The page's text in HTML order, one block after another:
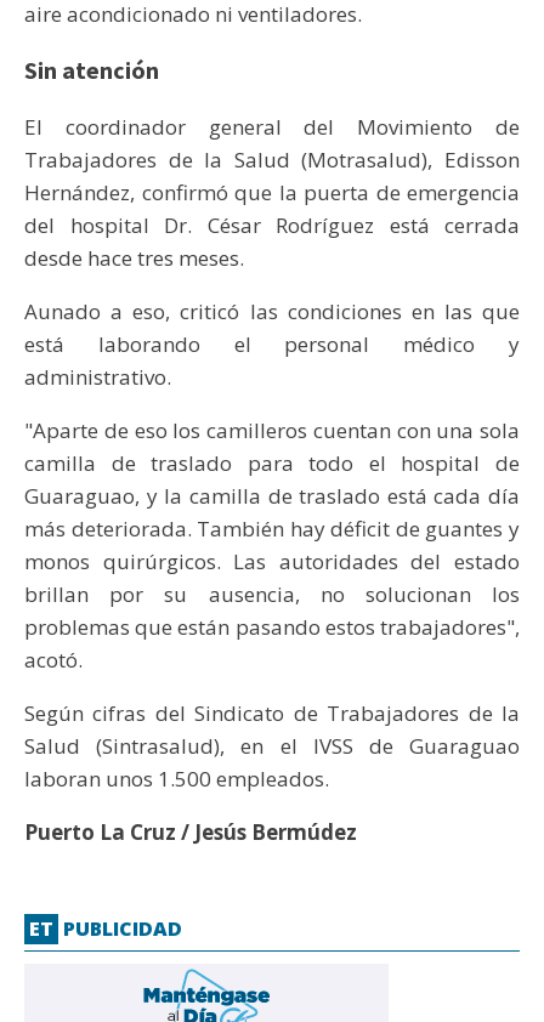
aire acondicionado ni ventiladores.
Sin atención
El coordinador general del Movimiento de
Trabajadores de la Salud (Motrasalud), Edisson
Hernández, confirmó que la puerta de emergencia
del hospital Dr. César Rodríguez está cerrada
desde hace tres meses.
Aunado a eso, criticó las condiciones en las que
está laborando el personal médico y
administrativo.
"Aparte de eso los camilleros cuentan con una sola
camilla de traslado para todo el hospital de
Guaraguao, y la camilla de traslado está cada día
más deteriorada. También hay déficit de guantes y
monos quirúrgicos. Las autoridades del estado
brillan por su ausencia, no solucionan los
problemas que están pasando estos trabajadores",
acotó.
Según cifras del Sindicato de Trabajadores de la
Salud (Sintrasalud), en el IVSS de Guaraguao
laboran unos 1.500 empleados.
Puerto La Cruz / Jesús Bermúdez
ET PUBLICIDAD